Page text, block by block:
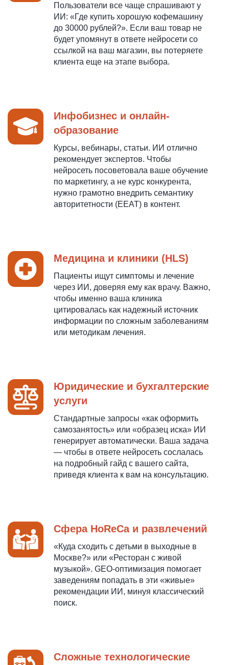
Пользователи все чаще спрашивают у
ИИ: «Где купить хорошую кофемашину
до 30000 рублей?». Если ваш товар не
будет упомянут в ответе нейросети со
ссылкой на ваш магазин, вы потеряете
клиента еще на этапе выбора.
Инфобизнес и онлайн-
образование
Курсы, вебинары, статьи. ИИ отлично
рекомендует экспертов. Чтобы
нейросеть посоветовала ваше обучение
по маркетингу, а не курс конкурента,
нужно грамотно внедрить семантику
авторитетности (EEAT) в контент.
Медицина и клиники (HLS)
Пациенты ищут симптомы и лечение
через ИИ, доверяя ему как врачу. Важно,
чтобы именно ваша клиника
цитировалась как надежный источник
информации по сложным заболеваниям
или методикам лечения.
Юридические и бухгалтерские
услуги
Стандартные запросы «как оформить
самозанятость» или «образец иска» ИИ
генерирует автоматически. Ваша задача
— чтобы в ответе нейросеть сослалась
на подробный гайд с вашего сайта,
приведя клиента к вам на консультацию.
Сфера HoReCa и развлечений
«Куда сходить с детьми в выходные в
Москве?» или «Ресторан с живой
музыкой». GEO-оптимизация помогает
заведениям попадать в эти «живые»
рекомендации ИИ, минуя классический
поиск.
Сложные технологические